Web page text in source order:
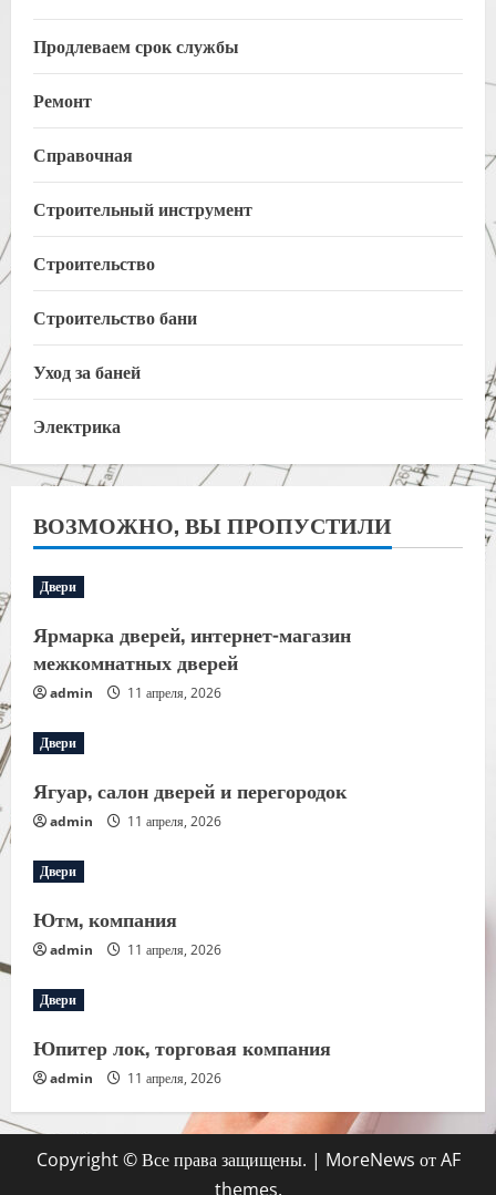
Продлеваем срок службы
Ремонт
Справочная
Строительный инструмент
Строительство
Строительство бани
Уход за баней
Электрика
ВОЗМОЖНО, ВЫ ПРОПУСТИЛИ
Двери
Ярмарка дверей, интернет-магазин
межкомнатных дверей
admin 11 апреля, 2026
Двери
Ягуар, салон дверей и перегородок
admin 11 апреля, 2026
Двери
Ютм, компания
admin 11 апреля, 2026
Двери
Юпитер лок, торговая компания
admin 11 апреля, 2026
Copyright © Все права защищены. | MoreNews от AF
themes.